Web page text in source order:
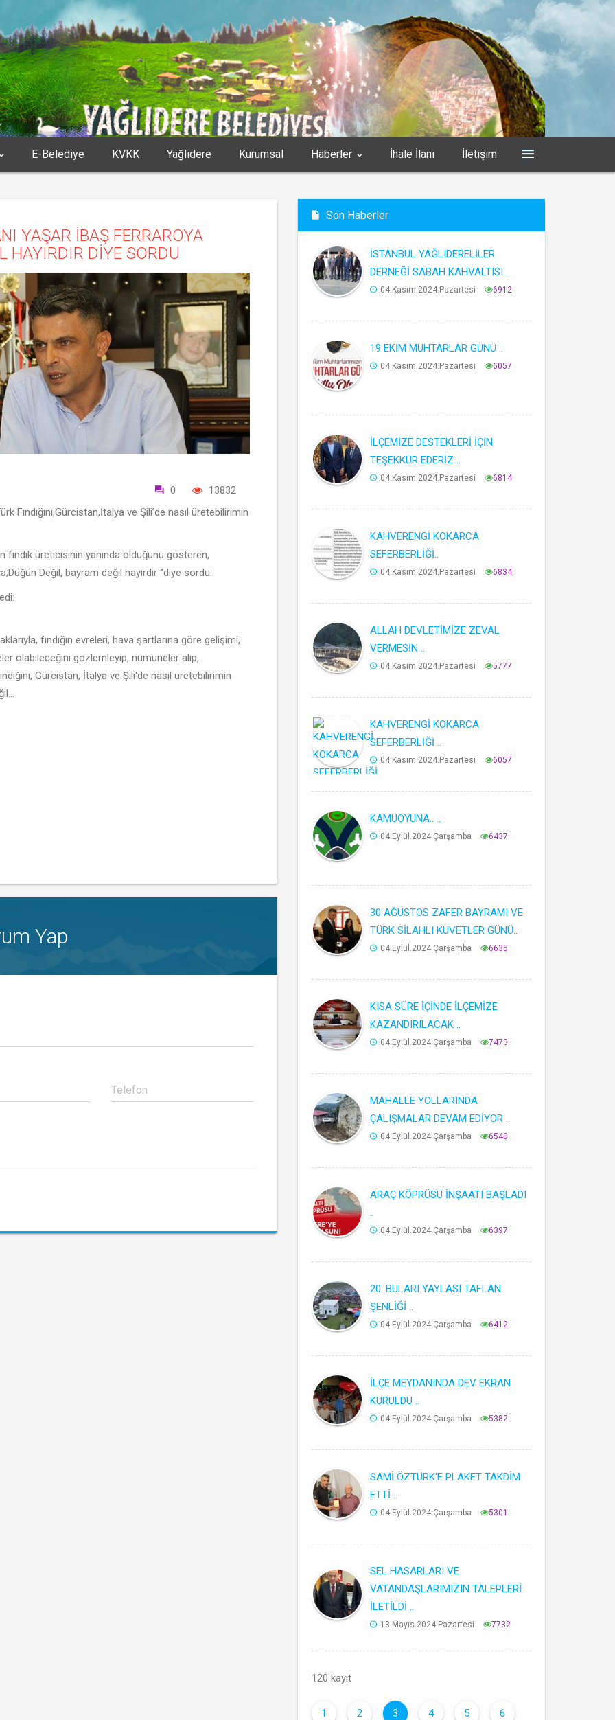
E-Belediye KVKK Yağlıdere Kurumsal Haberler İhale İlanı İletişim
YAŞAR İBAŞ FERRAROYA
HAYIRDIR DİYE SORDU
0
13832
Fındığını,Gürcistan,İtalya ve Şili’de nasıl üretebilirimin
fındık üreticisinin yanında olduğunu gösteren,
Değil, bayram değil hayırdır ‘’diye sordu.
fındığın evreleri, hava şartlarına göre gelişimi,
olabileceğini gözlemleyip, numuneler alıp,
Gürcistan, İtalya ve Şili'de nasıl üretebilirimin
Yap
Son Haberler
İSTANBUL YAĞLIDERELİLER
DERNEĞİ SABAH KAHVALTISI ..
04.Kasım.2024.Pazartesi 6912
19 EKİM MUHTARLAR GÜNÜ ..
04.Kasım.2024.Pazartesi 6057
İLÇEMİZE DESTEKLERİ İÇİN
TEŞEKKÜR EDERİZ ..
04.Kasım.2024.Pazartesi 6814
KAHVERENGİ KOKARCA
SEFERBERLİĞİ..
04.Kasım.2024.Pazartesi 6834
ALLAH DEVLETİMİZE ZEVAL
VERMESİN ..
04.Kasım.2024.Pazartesi 5777
KAHVERENGİ KOKARCA
SEFERBERLİĞİ ..
04.Kasım.2024.Pazartesi 6057
KAMUOYUNA.. ..
04.Eylül.2024.Çarşamba 6437
30 AĞUSTOS ZAFER BAYRAMI VE
TÜRK SİLAHLI KUVETLER GÜNÜ..
04.Eylül.2024.Çarşamba 6635
KISA SÜRE İÇİNDE İLÇEMİZE
KAZANDIRILACAK ..
04.Eylül.2024.Çarşamba 7473
MAHALLE YOLLARINDA
ÇALIŞMALAR DEVAM EDİYOR ..
04.Eylül.2024.Çarşamba 6540
ARAÇ KÖPRÜSÜ İNŞAATI BAŞLADI
..
04.Eylül.2024.Çarşamba 6397
20. BULARI YAYLASI TAFLAN
ŞENLİĞİ ..
04.Eylül.2024.Çarşamba 6412
İLÇE MEYDANINDA DEV EKRAN
KURULDU ..
04.Eylül.2024.Çarşamba 5382
SAMİ ÖZTÜRK'E PLAKET TAKDİM
ETTİ ..
04.Eylül.2024.Çarşamba 5301
SEL HASARLARI VE
VATANDAŞLARIMIZIN TALEPLERİ
İLETİLDİ ..
13.Mayıs.2024.Pazartesi 7732
120 kayıt
1 2 3 4 5 6